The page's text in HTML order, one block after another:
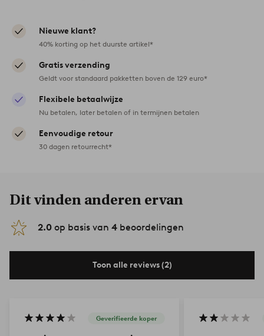
Nieuwe klant?
40% korting op het duurste artikel*
Gratis verzending
Geldt voor standaard pakketten boven de 129 euro*
Flexibele betaalwijze
Nu betalen, later betalen of in termijnen betalen
Eenvoudige retour
30 dagen retourrecht*
Dit vinden anderen ervan
2.0 op basis van 4 beoordelingen
Toon alle reviews (2)
Geverifieerde koper